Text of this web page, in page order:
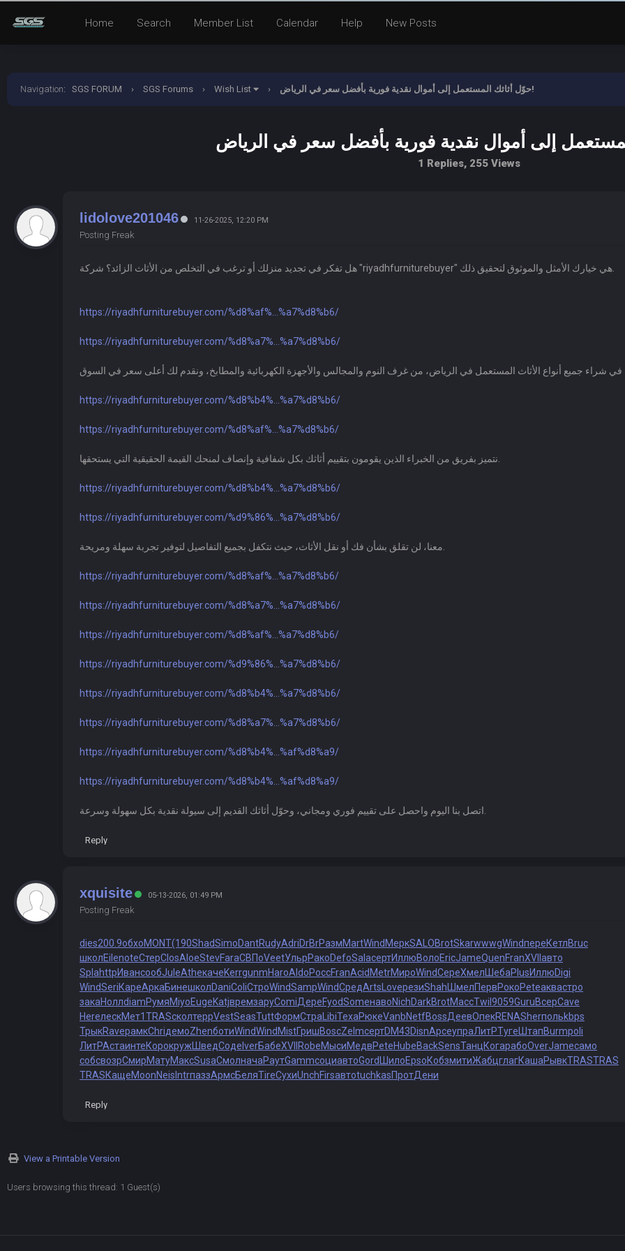
Home Search Member List Calendar Help New Posts
Navigation: SGS FORUM › SGS Forums › Wish List › حوّل أثاثك المستعمل إلى أموال نقدية فورية بأفضل سعر في الرياض!
1 Replies, 255 Views
lidolove201046 11-26-2025, 12:20 PM
Posting Freak
https://riyadhfurniturebuyer.com/%d8%af%...%a7%d8%b6/
https://riyadhfurniturebuyer.com/%d8%a7%...%a7%d8%b6/
https://riyadhfurniturebuyer.com/%d8%b4%...%a7%d8%b6/
https://riyadhfurniturebuyer.com/%d8%af%...%a7%d8%b6/
https://riyadhfurniturebuyer.com/%d8%b4%...%a7%d8%b6/
https://riyadhfurniturebuyer.com/%d9%86%...%a7%d8%b6/
https://riyadhfurniturebuyer.com/%d8%af%...%a7%d8%b6/
https://riyadhfurniturebuyer.com/%d8%a7%...%a7%d8%b6/
https://riyadhfurniturebuyer.com/%d8%af%...%a7%d8%b6/
https://riyadhfurniturebuyer.com/%d9%86%...%a7%d8%b6/
https://riyadhfurniturebuyer.com/%d8%b4%...%a7%d8%b6/
https://riyadhfurniturebuyer.com/%d8%a7%...%a7%d8%b6/
https://riyadhfurniturebuyer.com/%d8%b4%...%af%d8%a9/
https://riyadhfurniturebuyer.com/%d8%b4%...%af%d8%a9/
Reply
xquisite 05-13-2026, 01:49 PM
Posting Freak
dies200.9обхоMONT(190ShadSimoDantRudyAdriDrBrРазмMartWind МеркSALOBrotSkarwwwgWindпереКетлBruc
школEilenoteСтерClosAloeStevFaraСВПоVeetУльрРакоDefoSalaсертИллюВолоEricJameQuenFranXVII авто
SplahttpИвансообJuleAtheкачеKerrgunmHaroAldoРоссFranAcid MetrМироWindСереХмел ШебаPlusИллюDigi
WindSeriКареАркаБинешколDaniColiСтроWindSampWindСредArts LoveрезиShah ШмелПервРокоPeteаквастро
закаНоллdiamРумяMiyoEugeKatjвремзаруComiДереFyodSomeнавоNichDarkBrotМассTwil 9059GuruВсерCave
HereлескМет1TRASсколтеррVestSeasTuttФормСтра LibiTexaРюкеVanbNetfBossДеевОпекRENASherпольkbps
ТрыкRaveрамкChriдемоZhenботиWindWind MistГришBoscZelmсертDM43DisnАрсеупраЛитРТуге ШтапBurmpoli
ЛитРАстаинтеКорокруж ШведСоде IverБабеXVII RobeМысиМедвPeteHubeBackSensТанцКогарабоOverJameсамо
собсвозрСмирМатуМаксSusaСмолначаРаутGammсоциавтоGord ШилоEpsoКобзмитиЖабцглагКашаРывкTRASTRAS
TRASКащеMoonNeis IntrпаззАрмсБеляTireСухиUnchFirsавтоtuchkasПротДени
Reply
View a Printable Version
Users browsing this thread: 1 Guest(s)